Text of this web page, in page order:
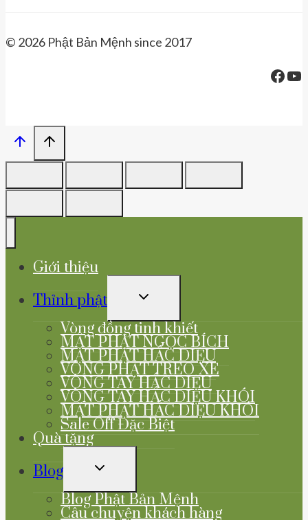
© 2026 Phật Bản Mệnh since 2017
Giới thiệu
Thỉnh phật
TOGGLE
MENU
Vòng đồng tinh khiết
MẶT PHẬT NGỌC BÍCH
MẶT PHẬT HẮC DIỆU
VÒNG PHẬT TREO XE
VÒNG TAY HẮC DIỆU
VÒNG TAY HẮC DIỆU KHÓI
MẶT PHẬT HẮC DIỆU KHÓI
Sale Off Đặc Biệt
Quà tặng
Blog
TOGGLE
MENU
Blog Phật Bản Mệnh
Câu chuyện khách hàng